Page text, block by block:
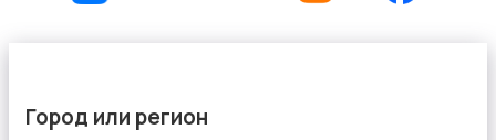
Город или регион